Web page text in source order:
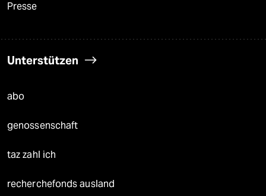
Presse
Unterstützen
abo
genossenschaft
taz zahl ich
recherchefonds ausland